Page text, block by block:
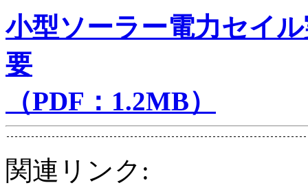
小型ソーラー電力セイ
要
（PDF：1.2MB）
関連リンク: